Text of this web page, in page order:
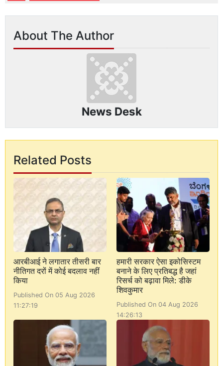
About The Author
News Desk
Related Posts
आरबीआई ने लगातार तीसरी बार
नीतिगत दरों में कोई बदलाव नहीं
किया
Published On 05 Aug 2026
11:27:19
हमारी सरकार ऐसा इकोसिस्टम
बनाने के लिए प्रतिबद्ध है जहां
रिसर्च को बढ़ावा मिले: डीके
शिवकुमार
Published On 04 Aug 2026
14:26:13